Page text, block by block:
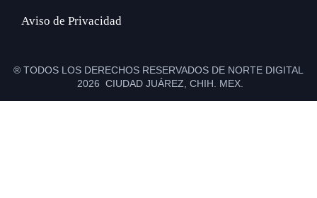
Aviso de Privacidad
® TODOS LOS DERECHOS RESERVADOS DE NORTE DIGITAL
2026 CIUDAD JUÁREZ, CHIH. MEX.